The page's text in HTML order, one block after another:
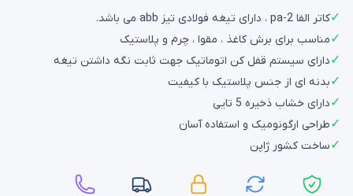
✓کاتر الفا pa-2 ، دارای تیغه فولادی تیز abb می باشد.
✓مناسب برای برش کاغذ ، مقوا ، چرم و پلاستیک
✓دارای سیستم قفل کن اتوماتیک جهت ثابت نگه داشتن تیغه
✓بدنه ای از جنس پلاستیک با کیفیت
✓دارای خشاب ذخیره 5 تایی
✓طراحی ارگونومیک و استفاده آسان
✓ساخت کشور ژاپن